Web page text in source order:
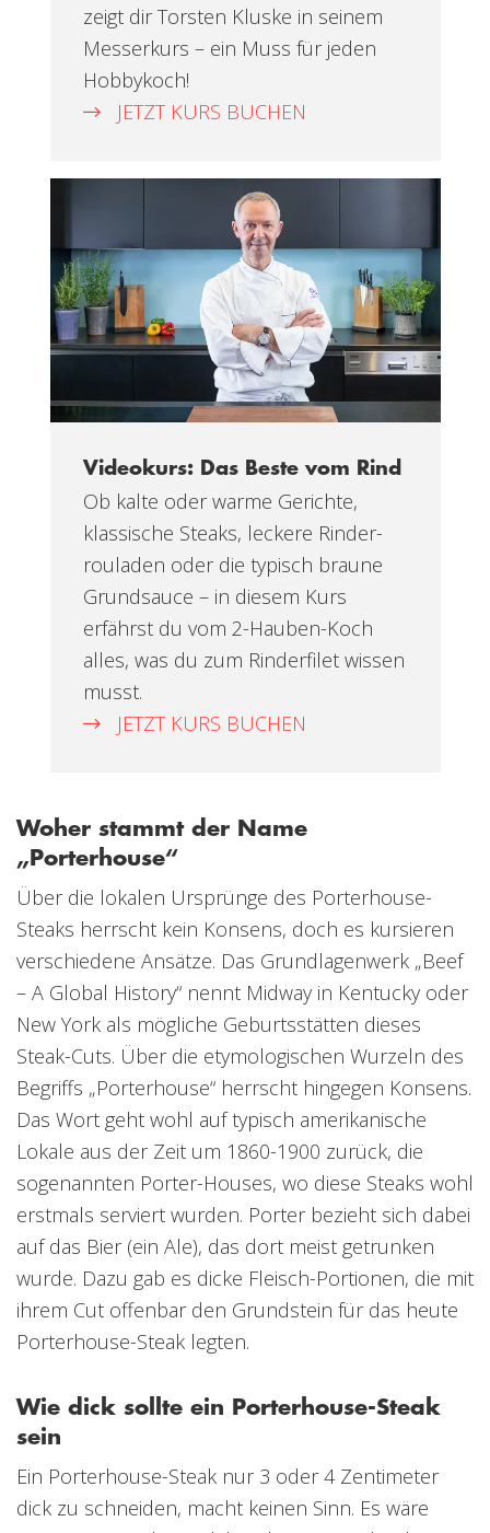
zeigt dir Torsten Kluske in seinem
Messerkurs – ein Muss für jeden
Hobbykoch!
JETZT KURS BUCHEN
Videokurs: Das Beste vom Rind
Ob kalte oder warme Gerichte,
klassische Steaks, leckere Rinder-
rouladen oder die typisch braune
Grundsauce – in diesem Kurs
erfährst du vom 2-Hauben-Koch
alles, was du zum Rinderfilet wissen
musst.
JETZT KURS BUCHEN
Woher stammt der Name
„Porterhouse“
Über die lokalen Ursprünge des Porterhouse-
Steaks herrscht kein Konsens, doch es kursieren
verschiedene Ansätze. Das Grundlagenwerk „Beef
– A Global History“ nennt Midway in Kentucky oder
New York als mögliche Geburtsstätten dieses
Steak-Cuts. Über die etymologischen Wurzeln des
Begriffs „Porterhouse“ herrscht hingegen Konsens.
Das Wort geht wohl auf typisch amerikanische
Lokale aus der Zeit um 1860-1900 zurück, die
sogenannten Porter-Houses, wo diese Steaks wohl
erstmals serviert wurden. Porter bezieht sich dabei
auf das Bier (ein Ale), das dort meist getrunken
wurde. Dazu gab es dicke Fleisch-Portionen, die mit
ihrem Cut offenbar den Grundstein für das heute
Porterhouse-Steak legten.
Wie dick sollte ein Porterhouse-Steak
sein
Ein Porterhouse-Steak nur 3 oder 4 Zentimeter
dick zu schneiden, macht keinen Sinn. Es wäre